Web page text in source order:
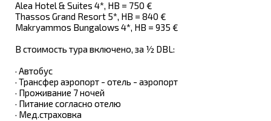
Alea Hotel & Suites 4*, HB = 750 €
Thassos Grand Resort 5*, HB = 840 €
Makryammos Bungalows 4*, HB = 935 €
В стоимость тура включено, за ½ DBL:
· Автобус
· Трансфер аэропорт - отель - аэропорт
· Проживание 7 ночей
· Питание согласно отелю
· Мед.страховка